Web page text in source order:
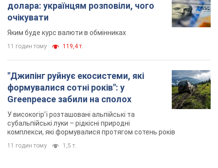
долара: українцям розповіли, чого
очікувати
Яким буде курс валюти в обмінниках
11 годин тому 119,4 т.
"Джипінг руйнує екосистеми, які
формувалися сотні років": у
Greenpeace забили на сполох
У високогір'ї розташовані альпійські та
субальпійські луки – рідкісні природні
комплекси, які формувалися протягом сотень років
11 годин тому 1,5 т.